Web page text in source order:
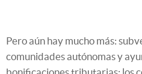
Pero aún hay mucho más:
comunidades autónomas y
bonificaciones tributarias; los